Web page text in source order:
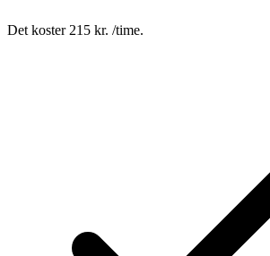
Det koster 215 kr. /time.